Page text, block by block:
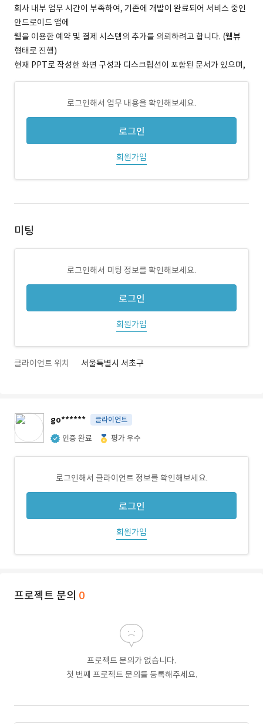
회사 내부 업무 시간이 부족하여, 기존에 개발이 완료되어 서비스 중인
안드로이드 앱에
웹을 이용한 예약 및 결제 시스템의 추가를 의뢰하려고 합니다. (웹뷰
형태로 진행)
현재 PPT로 작성한 화면 구성과 디스크립션이 포함된 문서가 있으며,
로그인해서 업무 내용을 확인해보세요.
로그인
회원가입
미팅
로그인해서 미팅 정보를 확인해보세요.
로그인
회원가입
클라이언트 위치 서울특별시 서초구
go****** 클라이언트
인증 완료 평가 우수
로그인해서 클라이언트 정보를 확인해보세요.
로그인
회원가입
프로젝트 문의 0
프로젝트 문의가 없습니다.
첫 번째 프로젝트 문의를 등록해주세요.